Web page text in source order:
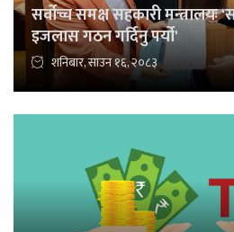
सर्वोच्च समक्ष सहकारी मन्त्रालयः
इजलास गठन गर्दिनु पर्यो'
शनिबार, साउन १६, २०८३